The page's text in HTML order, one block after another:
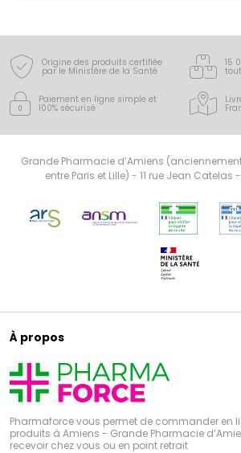
Origine des produits certifiée
par le Ministère de la Santé
15
Paiement en ligne simple et
100% sécurisé
Grande Pharmacie d’Amiens
entre Paris et Lille) - 11 rue Jean
À propos
Pharmaforce vous permet de commander en
produits à Amiens - Grande Pharmacie
recevoir chez vous ou en point retrait